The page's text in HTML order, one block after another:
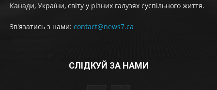
Канади, України, світу у різних галузях суспільного життя.
Зв'язатись з нами: contact@news7.ca
СЛІДКУЙ ЗА НАМИ